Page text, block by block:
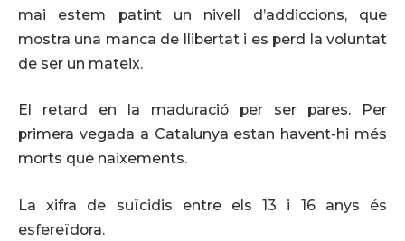
mai estem patint un nivell d’addiccions, que
mostra una manca de llibertat i es perd la voluntat
de ser un mateix.
El retard en la maduració per ser pares. Per
primera vegada a Catalunya estan havent-hi més
morts que naixements.
La xifra de suïcidis entre els 13 i 16 anys és
esfereïdora.